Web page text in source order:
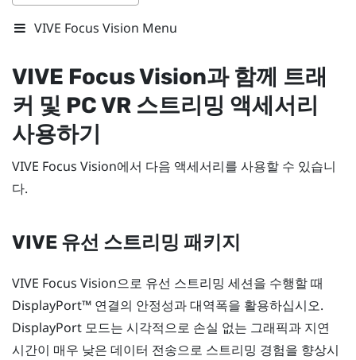
VIVE Focus Vision Menu
VIVE Focus Vision과 함께 트래
커 및 PC VR 스트리밍 액세서리
사용하기
VIVE Focus Vision에서 다음 액세서리를 사용할 수 있습니
다.
VIVE 유선 스트리밍 패키지
VIVE Focus Vision으로 유선 스트리밍 세션을 수행할 때
DisplayPort™ 연결의 안정성과 대역폭을 활용하십시오.
DisplayPort 모드는 시각적으로 손실 없는 그래픽과 지연
시간이 매우 낮은 데이터 전송으로 스트리밍 경험을 향상시